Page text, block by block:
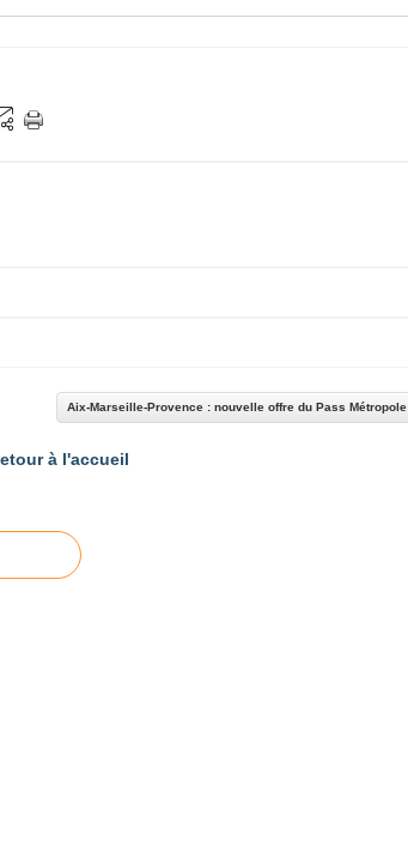
Aix-Marseille-Provence : nouvelle offre du Pass Métropole
à l'accueil